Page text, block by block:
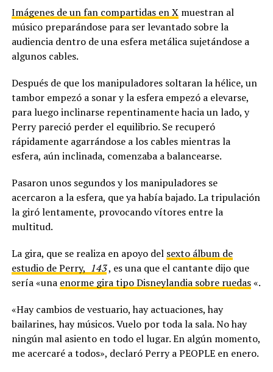
Imágenes de un fan compartidas en Xmuestran al
músico preparándose para ser levantado sobre la
audiencia dentro de una esfera metálica sujetándose a
algunos cables.
Después de que los manipuladores soltaran la hélice, un
tambor empezó a sonar y la esfera empezó a elevarse,
para luego inclinarse repentinamente hacia un lado, y
Perry pareció perder el equilibrio. Se recuperó
rápidamente agarrándose a los cables mientras la
esfera, aún inclinada, comenzaba a balancearse.
Pasaron unos segundos y los manipuladores se
acercaron a la esfera, que ya había bajado. La tripulación
la giró lentamente, provocando vítores entre la
multitud.
La gira, que se realiza en apoyo del sexto álbum de
estudio de Perry, 143, es una que el cantante dijo que
sería «una enorme gira tipo Disneylandia sobre ruedas«.
«Hay cambios de vestuario, hay actuaciones, hay
bailarines, hay músicos. Vuelo por toda la sala. No hay
ningún mal asiento en todo el lugar. En algún momento,
me acercaré a todos», declaró Perry a PEOPLE en enero.